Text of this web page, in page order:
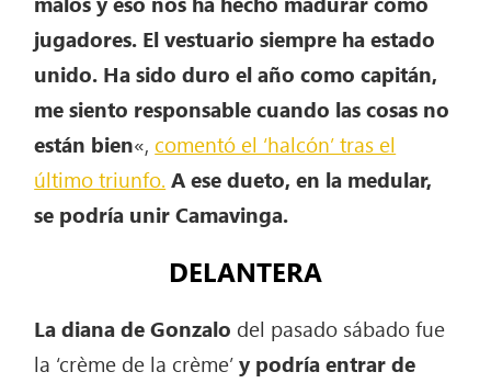
jugadores. El vestuario siempre ha estado
unido. Ha sido duro el año como capitán,
me siento responsable cuando las cosas no
están bien«, comentó el ‘halcón’ tras el
último triunfo. A ese dueto, en la medular,
se podría unir Camavinga.
DELANTERA
La diana de Gonzalo del pasado sábado fue
la ‘crème de la crème’y podría entrar de